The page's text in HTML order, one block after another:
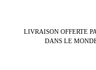
LIVRAISON OFFERTE
DANS LE